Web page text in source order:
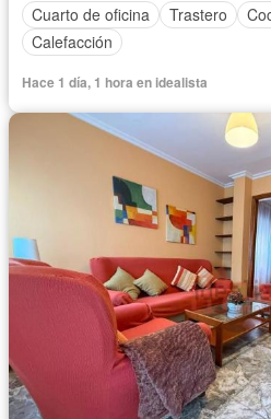
Cuarto de oficina
Trastero
Calefacción
Hace 1 día, 1 hora en idealista